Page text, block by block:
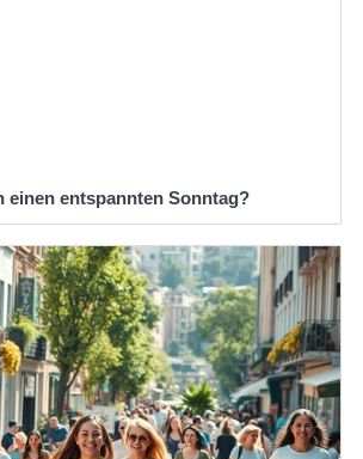
einen entspannten Sonntag?